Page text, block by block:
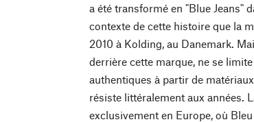
a été transformé en "Blue Jeans"
contexte de cette histoire que la
2010 à Kolding, au Danemark.
derrière cette marque, ne se
authentiques à partir de
résiste littéralement aux années.
exclusivement en Europe, où